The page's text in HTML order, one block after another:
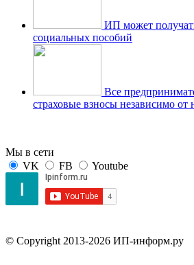
ИП может
социальных пособий
Все
страховые взносы независимо от
Мы в сети
VK
FB Youtube
© Copyright 2013-2026 ИП-информ.ру